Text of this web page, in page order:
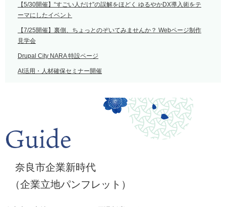
【5/30開催】“すごい人だけ”の誤解をほどく ゆるやかDX導入術をテ
ーマにしたイベント
【7/25開催】裏側、ちょっとのぞいてみませんか？ Webページ制作
見学会
Drupal City NARA 特設ページ
AI活用・人材確保セミナー開催
奈良市企業新時代
（企業立地パンフレット）